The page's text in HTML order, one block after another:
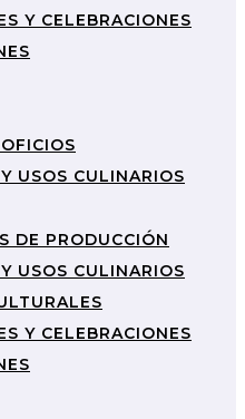
Y CELEBRACIONES
USOS CULINARIOS
DE PRODUCCIÓN
USOS CULINARIOS
Y CELEBRACIONES